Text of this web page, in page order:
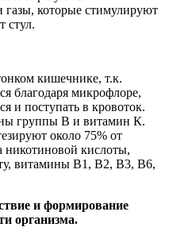
газы, которые стимулируют
стул.
кишечнике, т.к.
благодаря микрофлоре,
и поступать в кровоток.
группы В и витамин К.
около 75% от
никотиновой кислоты,
витамины В1, В2, В3, В6,
и формирование
организма.